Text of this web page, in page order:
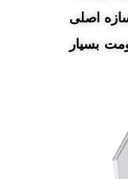
اصلی
بسیار